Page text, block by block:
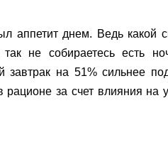
аппетит днем. Ведь какой
не собираетесь есть
завтрак на 51% сильнее
рационе за счет влияния на